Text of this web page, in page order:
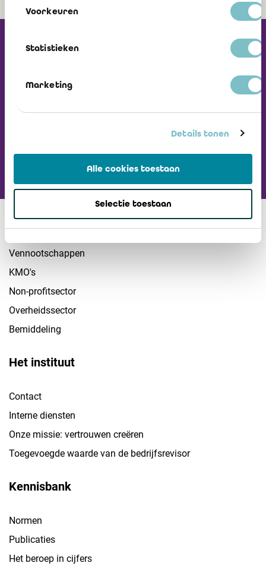
Voorkeuren
Statistieken
Marketing
Details tonen
Alle cookies toestaan
Selectie toestaan
Ontvang onze
Sectoren
Vennootschappen
KMO's
Non-profitsector
Overheidssector
Bemiddeling
Het instituut
Contact
Interne diensten
Onze missie: vertrouwen creëren
Toegevoegde waarde van de bedrijfsrevisor
Kennisbank
Normen
Publicaties
Het beroep in cijfers